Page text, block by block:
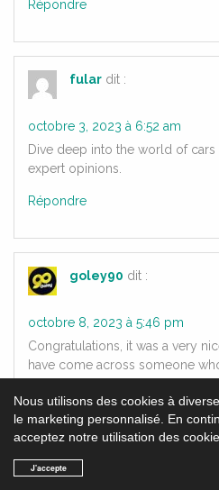
Répondre
fular dit :
octobre 3, 2023 à 6:52 am
Dive deep into the world of
expert opinions.
Répondre
goley90 dit :
octobre 8, 2023 à 5:46 pm
Congratulations, it was a very
have come across someone
Répondre
Laisser un commentaire
Nous utilisons des cookies à
le marketing personnalisé. En
acceptez notre utilisation des
J'accepte